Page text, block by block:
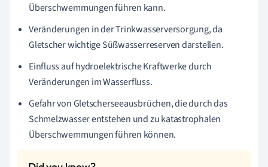
Überschwemmungen führen kann.
Veränderungen in der Trinkwasserversorgung, da
Gletscher wichtige Süßwasserreserven darstellen.
Einfluss auf hydroelektrische Kraftwerke durch
Veränderungen im Wasserfluss.
Gefahr von Gletscherseeausbrüchen, die durch das
Schmelzwasser entstehen und zu katastrophalen
Überschwemmungen führen können.